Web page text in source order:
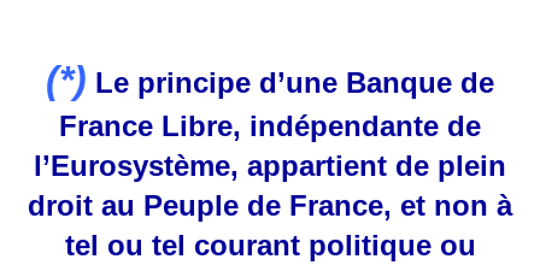
(*) Le principe d’une Banque de
France Libre, indépendante de
l’Eurosystème, appartient de plein
droit au Peuple de France, et non à
tel ou tel courant politique ou